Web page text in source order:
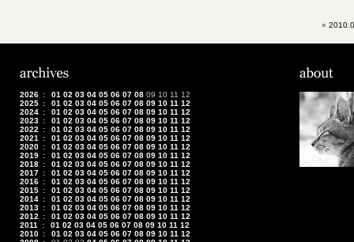
«
2026 : 01 02 03 04 05 06 07 08 09 10 11 12
2025 : 01 02 03 04 05 06 07 08 09 10 11 12
2024 : 01 02 03 04 05 06 07 08 09 10 11 12
2023 : 01 02 03 04 05 06 07 08 09 10 11 12
2022
: 01 02 03 04 05 06 07 08 09 10 11 12
2021
: 01 02 03 04 05 06 07 08 09 10 11 12
2020 : 01 02 03 04 05 06 07 08 09 10 11 12
2019 : 01 02 03 04 05 06 07 08 09 10 11 12
2018 : 01 02 03 04 05 06 07 08 09 10 11 12
2017 : 01 02 03 04 05 06 07 08 09 10 11 12
2016 : 01 02 03 04 05 06 07 08 09 10 11 12
2015 : 01 02 03 04 05 06 07 08 09 10 11 12
2014 : 01 02 03 04 05 06 07 08 09 10 11 12
2013 : 01 02 03 04 05 06 07 08 09 10 11 12
2012
: 01 02 03 04 05 06 07 08 09 10 11 12
2011
: 01 02 03 04 05 06 07 08 09 10 11 12
2010 : 01 02 03 04 05 06 07 08 09 10 11 12